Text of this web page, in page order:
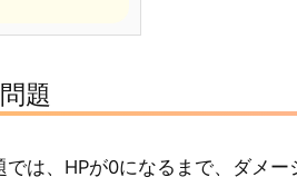
題
では、HPが0になるまで、ダメー